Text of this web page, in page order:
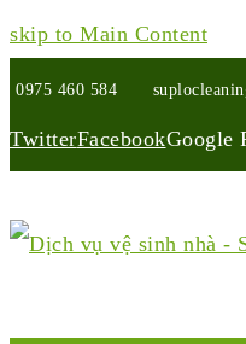
skip to Main Content
0975 460 584
TwitterFacebookGoogle